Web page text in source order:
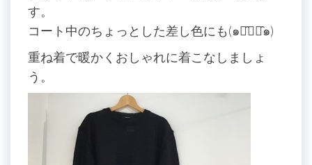
す。
コート中のちょっとした差し色にも(๑･̑◡･̑๑)
重ね着で暖かくおしゃれに着こなしましょ
う。